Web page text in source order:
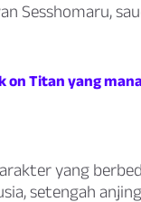
Sesshomaru,
on Titan yang
yang
setengah